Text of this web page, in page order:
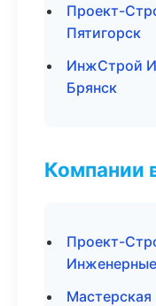
Проект-
Пятигорск
ИнжСтрой
Брянск
Компании
Проект-